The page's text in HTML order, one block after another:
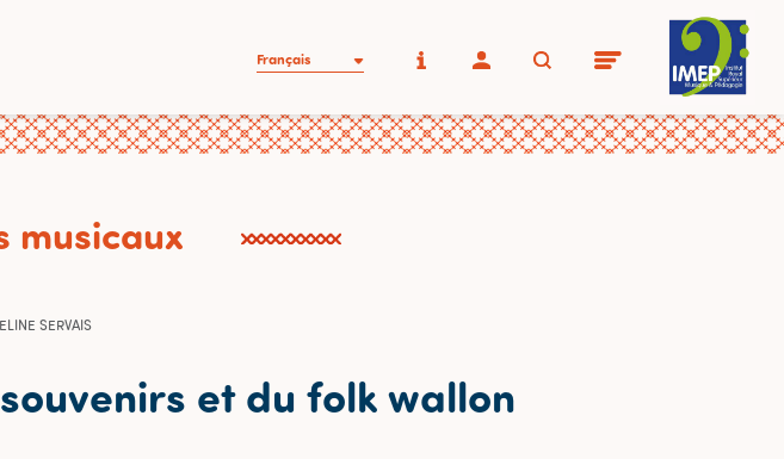
Français
musicaux
SERVAIS
et du folk wallon